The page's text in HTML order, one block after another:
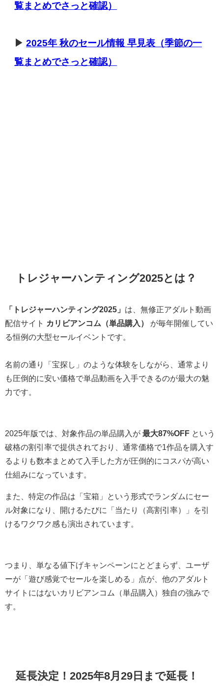
覧まとめでさっと確認）
▶2025年 秋のセール情報 早見表（季節の一
覧まとめでさっと確認）
トレジャーハンティング2025とは？
「トレジャーハンティング2025」 は、無修正アダルト動画
配信サイト
カリビアンコム（単品購入）
が毎年開催してい
る恒例の大型セールイベントです。
名前の通り「宝探し」のような体験をしながら、通常より
も圧倒的に安い価格で単品動画を入手できるのが最大の魅
力です。
2025年版では、対象作品の単品購入が 最大87%OFF という
破格の割引率で提供されており、通常価格で1作品を購入す
るよりも数本まとめて入手した方が圧倒的にコスパが高い
仕組みになっています。
また、特定の作品は「宝箱」という形式でランダムにセー
ル対象になり、開けるたびに「当たり（高割引率）」を引
けるワクワク感も演出されています。
つまり、単なる値下げキャンペーンにとどまらず、ユーザ
ーが「遊び感覚でセールを楽しめる」点が、他のアダルト
サイトにはないカリビアンコム（単品購入）独自の強みで
す。
延長決定！2025年8月29日まで延長！